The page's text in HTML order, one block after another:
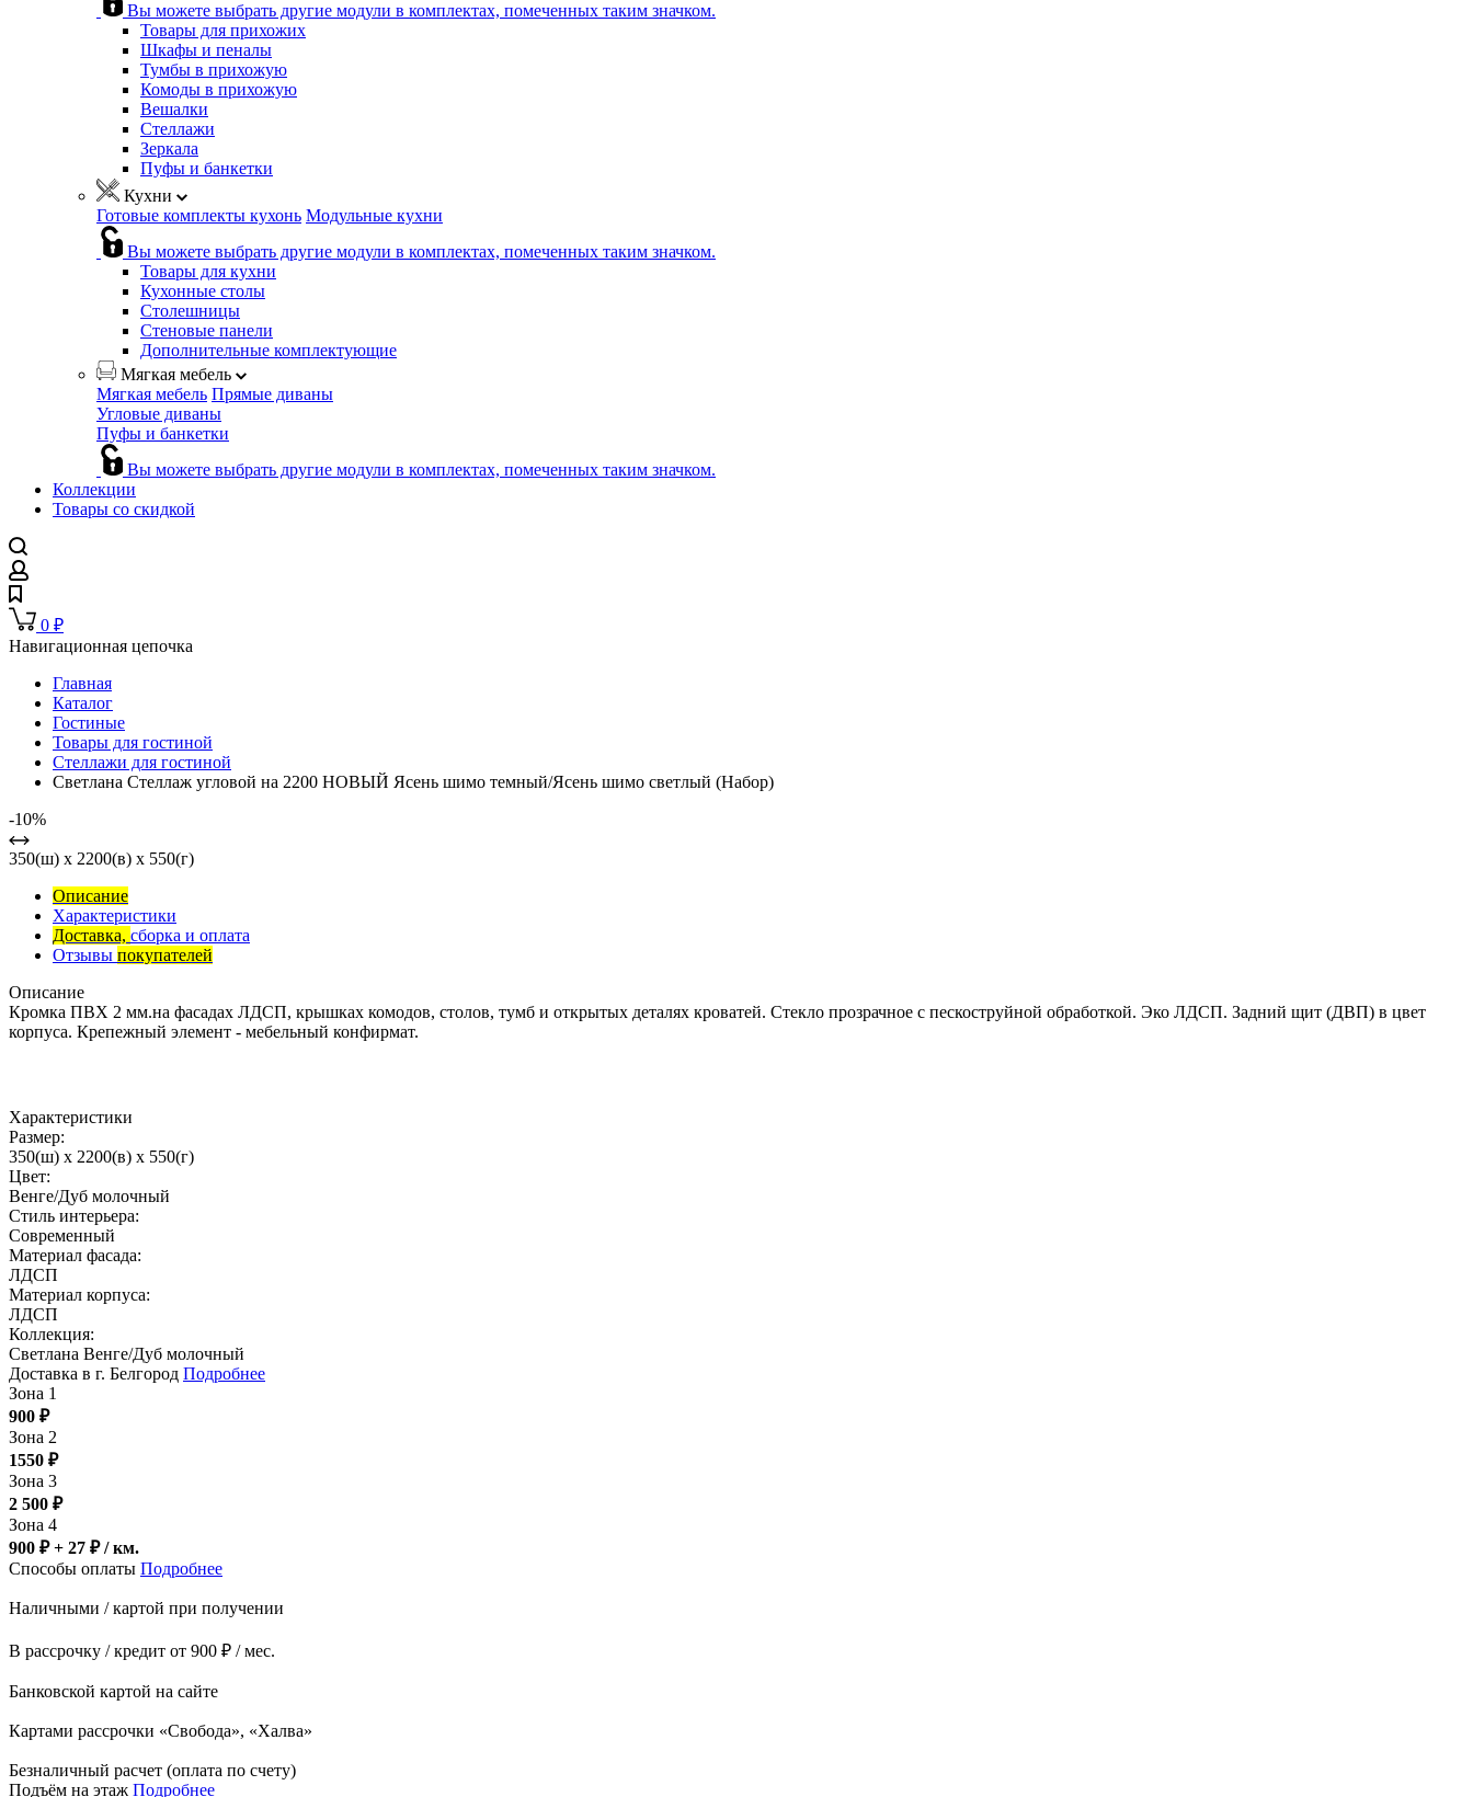
Вы можете выбрать другие модули в комплектах, помеченных таким значком.
Товары для прихожих
Шкафы и пеналы
Тумбы в прихожую
Комоды в прихожую
Вешалки
Стеллажи
Зеркала
Пуфы и банкетки
Кухни
Готовые комплекты кухонь Модульные кухни
Вы можете выбрать другие модули в комплектах, помеченных таким значком.
Товары для кухни
Кухонные столы
Столешницы
Стеновые панели
Дополнительные комплектующие
Мягкая мебель
Мягкая мебель Прямые диваны
Угловые диваны
Пуфы и банкетки
Вы можете выбрать другие модули в комплектах, помеченных таким значком.
Коллекции
Товары со скидкой
0 ₽
Навигационная цепочка
Главная
Каталог
Гостиные
Товары для гостиной
Стеллажи для гостиной
Светлана Стеллаж угловой на 2200 НОВЫЙ Ясень шимо темный/Ясень шимо светлый (Набор)
-10%
350(ш) x 2200(в) x 550(г)
Описание
Характеристики
Доставка, сборка и оплата
Отзывы покупателей
Описание
Кромка ПВХ 2 мм.на фасадах ЛДСП, крышках комодов, столов, тумб и открытых деталях кроватей. Стекло прозрачное с пескоструйной обработкой. Эко ЛДСП. Задний щит (ДВП) в цвет
корпуса. Крепежный элемент - мебельный конфирмат.
Характеристики
Размер:
350(ш) x 2200(в) x 550(г)
Цвет:
Венге/Дуб молочный
Стиль интерьера:
Современный
Материал фасада:
ЛДСП
Материал корпуса:
ЛДСП
Коллекция:
Светлана Венге/Дуб молочный
Доставка в г. Белгород Подробнее
Зона 1
900 ₽
Зона 2
1550 ₽
Зона 3
2 500 ₽
Зона 4
900 ₽ + 27 ₽/ км.
Способы оплаты Подробнее
Наличными / картой при получении
В рассрочку / кредит от 900 ₽ / мес.
Банковской картой на сайте
Картами рассрочки «Свобода», «Халва»
Безналичный расчет (оплата по счету)
Подъём на этаж Подробнее